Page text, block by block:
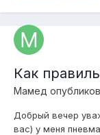
Как
Мамед
Добрый вечер
вас) у меня